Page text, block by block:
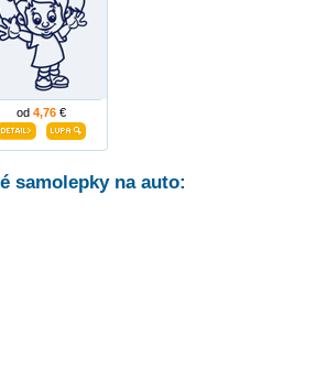
od 4,76 €
samolepky na auto: